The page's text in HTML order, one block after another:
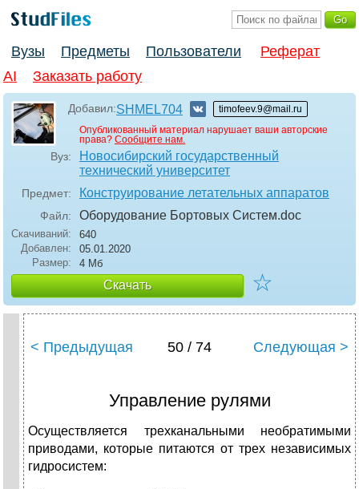
Вузы Предметы Пользователи
Реферат
AI
Заказать работу
Добавил:SHMEL704
timofeev.9@mail.ru
Опубликованный материал нарушает ваши авторские
права? Сообщите нам.
Вуз:
Новосибирский государственный
технический университет
Предмет: Конструирование летательных аппаратов
Файл: Оборудование Бортовых Систем.doc
Скачиваний:
640
Добавлен:
05.01.2020
Размер:
4 Мб
Скачать ☆
< Предыдущая 50 / 74 Следующая >
Управление рулями
Осуществляется трехканальными необратимыми
приводами, которые питаются от трех независимых
гидросистем: